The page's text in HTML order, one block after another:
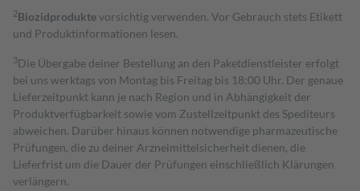
2Biozidproduktevorsichtig verwenden. Vor Gebrauch stets Etikett
und Produktinformationen lesen.
3Die Übergabe deiner Bestellung an den Paketdienstleister erfolgt
bei uns werktags von Montag bis Freitag bis 18:00 Uhr. Der genaue
Lieferzeitpunkt kann je nach Region und in Abhängigkeit der
Produktverfügbarkeit sowie vom Zustellzeitpunkt des Spediteurs
abweichen. Darüber hinaus können notwendige pharmazeutische
Prüfungen, die zu deiner Arzneimittelsicherheit dienen, die
Lieferfrist um die Dauer der Prüfungen einschließlich Klärungen
verlängern.